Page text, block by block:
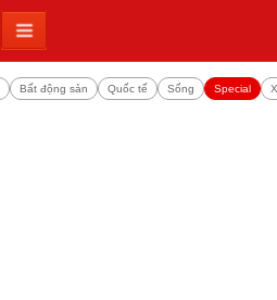
Bất động sản Quốc tế Sống Special